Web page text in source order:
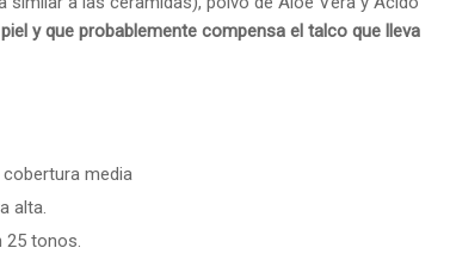
y que probablemente compensa el talco que lleva
media
alta.
tonos.